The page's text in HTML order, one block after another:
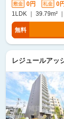
敷金 0円 礼金
0
1LDK ｜ 39.79m²
無料
レジュールアッ